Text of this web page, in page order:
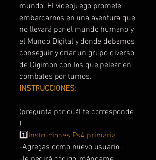
mundo. El videojuego promete
embarcarnos en una aventura que
no llevará por el mundo humano y
el Mundo Digital y donde debemos
conseguir y criar un grupo diverso
de Digimon con los que pelear en
combates por turnos.
INSTRUCCIONES:
(pregunta por cuál te corresponde
)
1️⃣Instruciones Ps4 primaria
-Agregas como nuevo usuario .